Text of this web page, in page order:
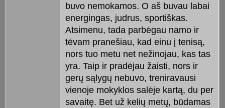
buvo nemokamos. O aš buvau labai
energingas, judrus, sportiškas.
Atsimenu, tada parbėgau namo ir
tėvam pranešiau, kad einu į tenisą,
nors tuo metu net nežinojau, kas tas
yra. Taip ir pradėjau žaisti, nors ir
gerų sąlygų nebuvo, treniravausi
vienoje mokyklos salėje kartą, du per
savaitę. Bet už kelių metų, būdamas